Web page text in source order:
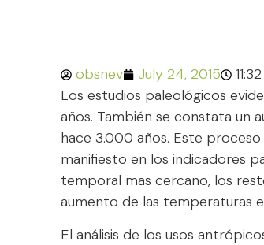
obsnev July 24, 2015
Los estudios paleológicos
años. También se constata un
hace 3.000 años. Este
manifiesto en los indicadores
temporal mas cercano, los
aumento de las temperaturas
El análisis de los usos